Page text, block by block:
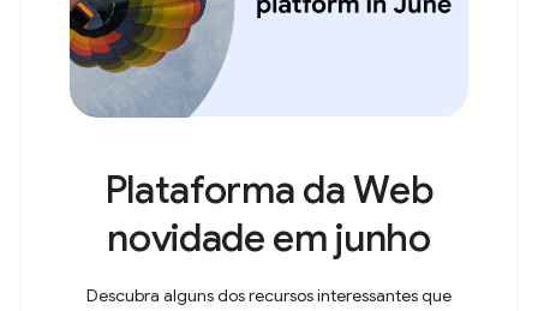
Plataforma da Web
novidade em junho
Descubra alguns dos recursos interessantes que